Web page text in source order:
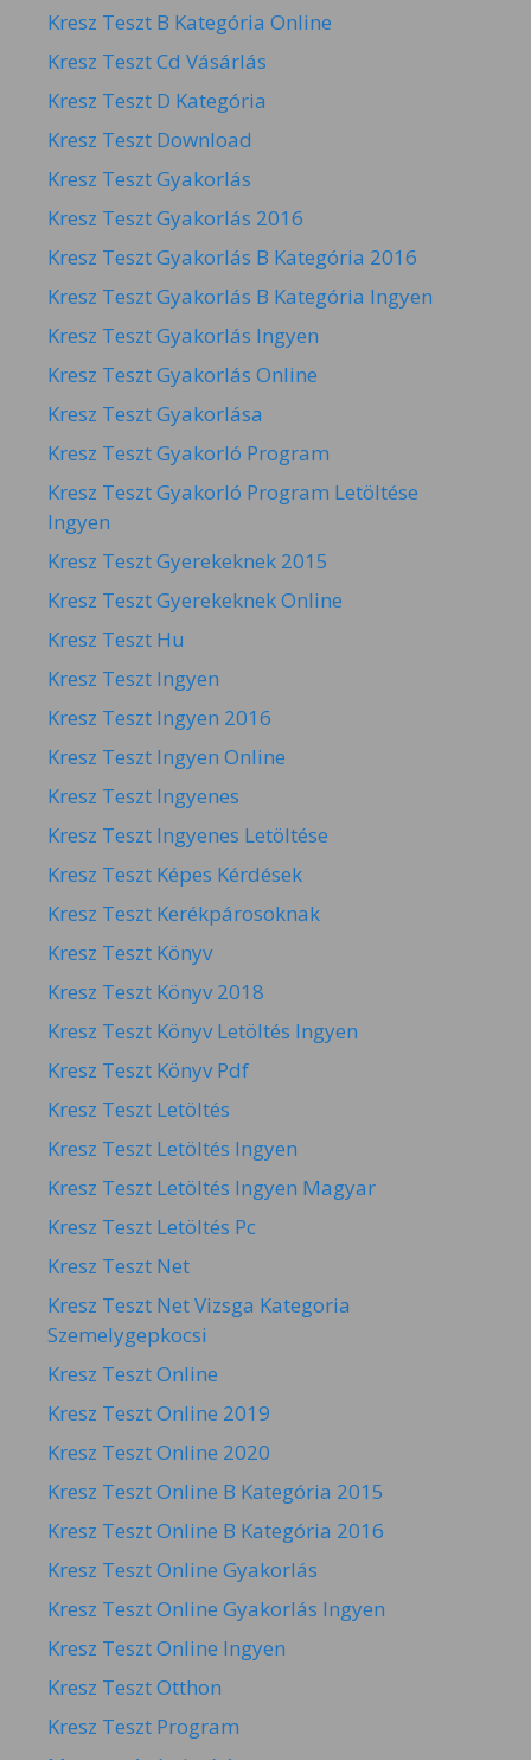
Kresz Teszt B Kategória Online
Kresz Teszt Cd Vásárlás
Kresz Teszt D Kategória
Kresz Teszt Download
Kresz Teszt Gyakorlás
Kresz Teszt Gyakorlás 2016
Kresz Teszt Gyakorlás B Kategória 2016
Kresz Teszt Gyakorlás B Kategória Ingyen
Kresz Teszt Gyakorlás Ingyen
Kresz Teszt Gyakorlás Online
Kresz Teszt Gyakorlása
Kresz Teszt Gyakorló Program
Kresz Teszt Gyakorló Program Letöltése
Ingyen
Kresz Teszt Gyerekeknek 2015
Kresz Teszt Gyerekeknek Online
Kresz Teszt Hu
Kresz Teszt Ingyen
Kresz Teszt Ingyen 2016
Kresz Teszt Ingyen Online
Kresz Teszt Ingyenes
Kresz Teszt Ingyenes Letöltése
Kresz Teszt Képes Kérdések
Kresz Teszt Kerékpárosoknak
Kresz Teszt Könyv
Kresz Teszt Könyv 2018
Kresz Teszt Könyv Letöltés Ingyen
Kresz Teszt Könyv Pdf
Kresz Teszt Letöltés
Kresz Teszt Letöltés Ingyen
Kresz Teszt Letöltés Ingyen Magyar
Kresz Teszt Letöltés Pc
Kresz Teszt Net
Kresz Teszt Net Vizsga Kategoria
Szemelygepkocsi
Kresz Teszt Online
Kresz Teszt Online 2019
Kresz Teszt Online 2020
Kresz Teszt Online B Kategória 2015
Kresz Teszt Online B Kategória 2016
Kresz Teszt Online Gyakorlás
Kresz Teszt Online Gyakorlás Ingyen
Kresz Teszt Online Ingyen
Kresz Teszt Otthon
Kresz Teszt Program